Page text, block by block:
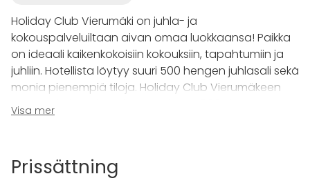
Holiday Club Vierumäki on juhla- ja
kokouspalveluiltaan aivan omaa luokkaansa! Paikka
on ideaali kaikenkokoisiin kokouksiin, tapahtumiin ja
juhliin. Hotellista löytyy suuri 500 hengen juhlasali sekä
monia pienempiä tiloja. Holiday Club Vierumäkeen
mahtuu kokonaisuudessaan lähes 800 vierasta.
pääsee Holiday Club Vierumäen elämyskylpylässä,
Visa mer
Prissättning